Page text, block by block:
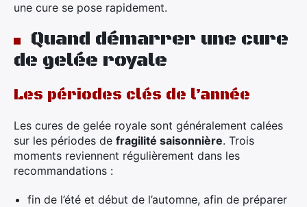
une cure se pose rapidement.
Quand démarrer une cure
de gelée royale
Les périodes clés de l’année
Les cures de gelée royale sont généralement calées
sur les périodes de fragilité saisonnière. Trois
moments reviennent régulièrement dans les
recommandations :
fin de l’été et début de l’automne, afin de préparer